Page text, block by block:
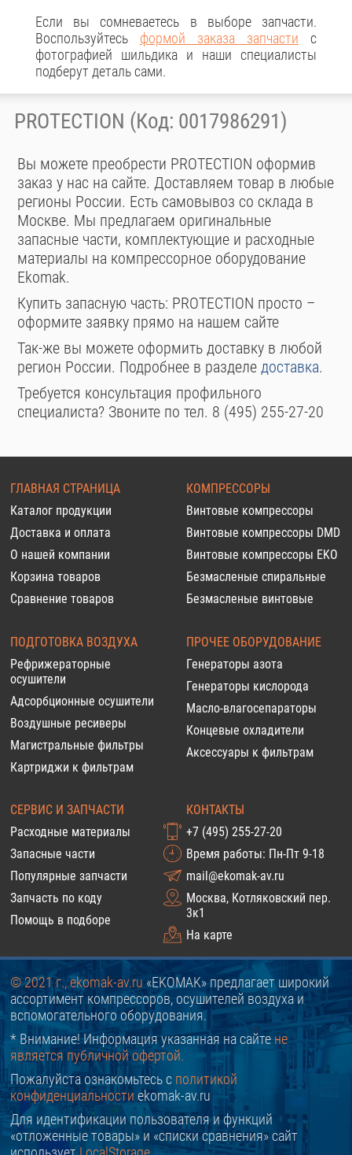
Если вы сомневаетесь в выборе запчасти.
Воспользуйтесь формой заказа запчасти с
фотографией шильдика и наши специалисты
подберут деталь сами.
PROTECTION (Код: 0017986291)
Вы можете преобрести PROTECTION оформив
заказ у нас на сайте. Доставляем товар в любые
регионы России. Есть самовывоз со склада в
Москве. Мы предлагаем оригинальные
запасные части, комплектующие и расходные
материалы на компрессорное оборудование
Ekomak.
Купить запасную часть: PROTECTION просто –
оформите заявку прямо на нашем сайте
Так-же вы можете оформить доставку в любой
регион России. Подробнее в разделедоставка.
Требуется консультация профильного
специалиста? Звоните по тел. 8 (495) 255-27-20
ГЛАВНАЯ СТРАНИЦА
Каталог продукции
Доставка и оплата
О нашей компании
Корзина товаров
Сравнение товаров
КОМПРЕССОРЫ
Винтовые компрессоры
Винтовые компрессоры DMD
Винтовые компрессоры EKO
Безмасленые спиральные
Безмасленые винтовые
ПОДГОТОВКА ВОЗДУХА
Рефрижераторные
осушители
Адсорбционные осушители
Воздушные ресиверы
Магистральные фильтры
Картриджи к фильтрам
ПРОЧЕЕ ОБОРУДОВАНИЕ
Генераторы азота
Генераторы кислорода
Масло-влагосепараторы
Концевые охладители
Аксессуары к фильтрам
СЕРВИС И ЗАПЧАСТИ
Расходные материалы
Запасные части
Популярные запчасти
Запчасть по коду
Помощь в подборе
КОНТАКТЫ
+7 (495) 255-27-20
Время работы: Пн-Пт 9-18
mail@ekomak-av.ru
Москва, Котляковский пер.
3к1
На карте
© 2021 г., ekomak-av.ru «EKOMAK» предлагает широкий
ассортимент компрессоров, осушителей воздуха и
вспомогательного оборудования.
* Внимание! Информация указанная на сайтене
является публичной офертой.
Пожалуйста ознакомьтесь с политикой
конфиденциальности ekomak-av.ru
Для идентификации пользователя и функций
«отложенные товары» и «списки сравнения» сайт